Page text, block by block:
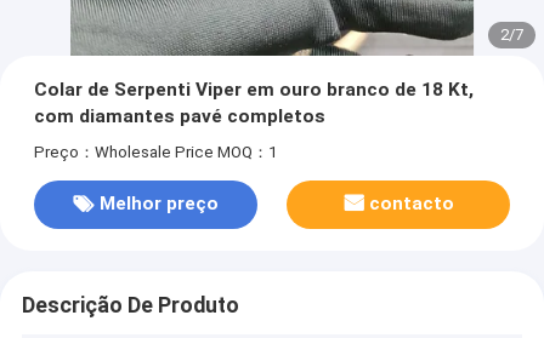
2/7
Colar de Serpenti Viper em ouro branco de 18 Kt,
com diamantes pavé completos
Preço：Wholesale Price MOQ：1
Melhor preço contacto
Descrição De Produto